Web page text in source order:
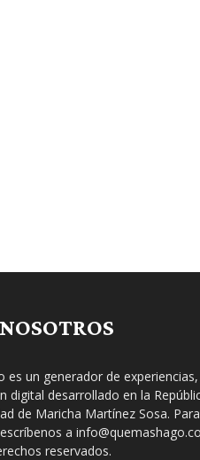
es un generador de
digital desarrollado en la
de Maricha Martínez Sosa.
a
reservados.